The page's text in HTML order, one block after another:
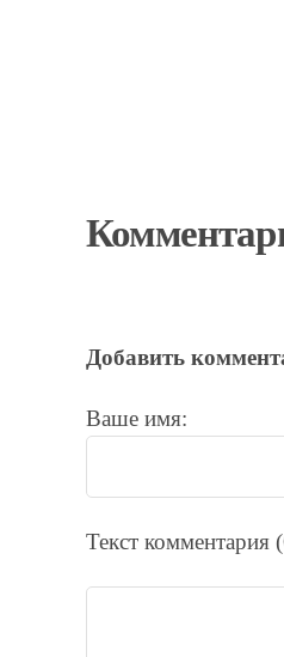
Добавить
Ваше имя:
Текст